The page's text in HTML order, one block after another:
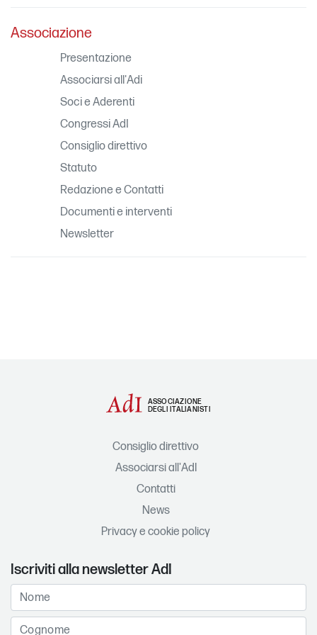
Associazione
Presentazione
Associarsi all'Adi
Soci e Aderenti
Congressi AdI
Consiglio direttivo
Statuto
Redazione e Contatti
Documenti e interventi
Newsletter
ASSOCIAZIONE
DEGLI ITALIANISTI
Consiglio direttivo
Associarsi all'AdI
Contatti
News
Privacy e cookie policy
Iscriviti alla newsletter AdI